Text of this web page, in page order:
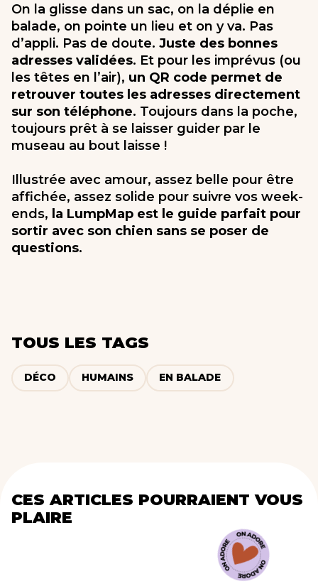
On la glisse dans un sac, on la déplie en
balade, on pointe un lieu et on y va. Pas
d’appli. Pas de doute. Juste des bonnes
adresses validées. Et pour les imprévus (ou
les têtes en l’air), un QR code permet de
retrouver toutes les adresses directement
sur son téléphone. Toujours dans la poche,
toujours prêt à se laisser guider par le
museau au bout laisse !
Illustrée avec amour, assez belle pour être
affichée, assez solide pour suivre vos week-
ends, la LumpMap est le guide parfait pour
sortir avec son chien sans se poser de
questions.
TOUS LES TAGS
DÉCO HUMAINS EN BALADE
CES ARTICLES POURRAIENT VOUS
PLAIRE